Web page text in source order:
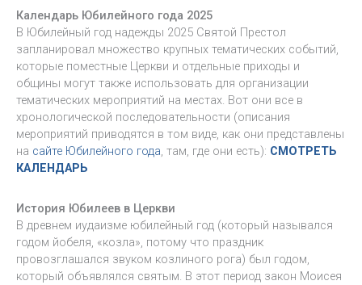
Календарь Юбилейного года 2025
В Юбилейный год надежды 2025 Святой Престол
запланировал множество крупных тематических событий,
которые поместные Церкви и отдельные приходы и
общины могут также использовать для организации
тематических мероприятий на местах. Вот они все в
хронологической последовательности (описания
мероприятий приводятся в том виде, как они представлены
на сайте Юбилейного года, там, где они есть): СМОТРЕТЬ
КАЛЕНДАРЬ
История Юбилеев в Церкви
В древнем иудаизме юбилейный год (который назывался
годом йобеля, «козла», потому что праздник
провозглашался звуком козлиного рога) был годом,
который объявлялся святым. В этот период закон Моисея